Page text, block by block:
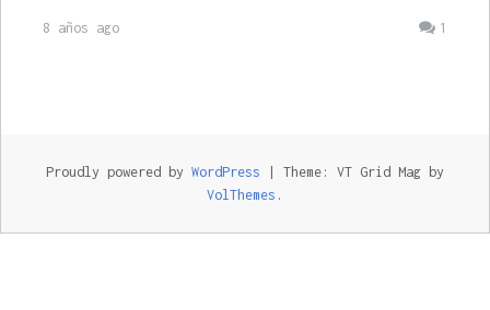
1
8 años ago
Proudly powered by WordPress
Theme: VT Grid Mag by
VolThemes .